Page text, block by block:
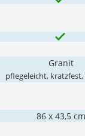
Granit
pflegeleicht,
86 x 43,5 cm